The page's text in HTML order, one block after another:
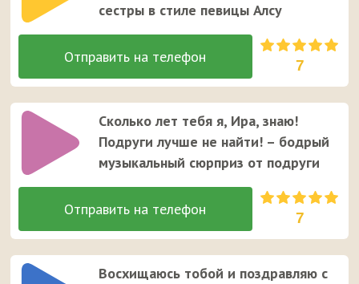
сестры в стиле певицы Алсу
7
Сколько лет тебя я, Ира, знаю!
Подруги лучше не найти! – бодрый
музыкальный сюрприз от подруги
7
Восхищаюсь тобой и поздравляю с